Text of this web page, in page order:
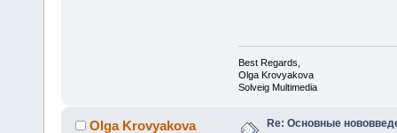
Best Regards,
Olga Krovyakova
Solveig Multimedia
Olga Krovyakova Re: Основные